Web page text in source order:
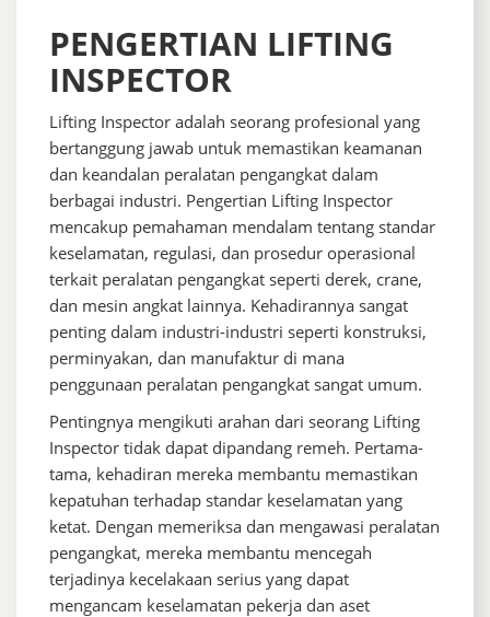
PENGERTIAN LIFTING
INSPECTOR
Lifting Inspector adalah seorang profesional yang
bertanggung jawab untuk memastikan keamanan
dan keandalan peralatan pengangkat dalam
berbagai industri. Pengertian Lifting Inspector
mencakup pemahaman mendalam tentang standar
keselamatan, regulasi, dan prosedur operasional
terkait peralatan pengangkat seperti derek, crane,
dan mesin angkat lainnya. Kehadirannya sangat
penting dalam industri-industri seperti konstruksi,
perminyakan, dan manufaktur di mana
penggunaan peralatan pengangkat sangat umum.
Pentingnya mengikuti arahan dari seorang Lifting
Inspector tidak dapat dipandang remeh. Pertama-
tama, kehadiran mereka membantu memastikan
kepatuhan terhadap standar keselamatan yang
ketat. Dengan memeriksa dan mengawasi peralatan
pengangkat, mereka membantu mencegah
terjadinya kecelakaan serius yang dapat
mengancam keselamatan pekerja dan aset